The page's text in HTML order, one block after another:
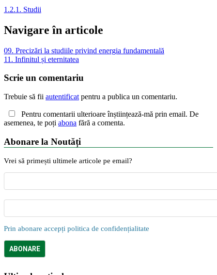
1.2.1. Studii
Navigare în articole
09. Precizări la studiile privind energia fundamentală
11. Infinitul și eternitatea
Scrie un comentariu
Trebuie să fii autentificat pentru a publica un comentariu.
Pentru comentarii ulterioare înștiințează-mă prin email. De
asemenea, te poți abona fără a comenta.
Abonare la Noutăți
Vrei să primești ultimele articole pe email?
Prin abonare accepți politica de confidențialitate